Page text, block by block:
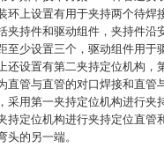
环上设置有用于夹持两个待焊
夹持件和驱动组件，夹持件沿
至少设置三个，驱动组件用于
还设置有第二夹持定位机构，
直管与直管的对口焊接和直管
采用第一夹持定位机构进行夹
持定位机构进行夹持定位直管
头的另一端。